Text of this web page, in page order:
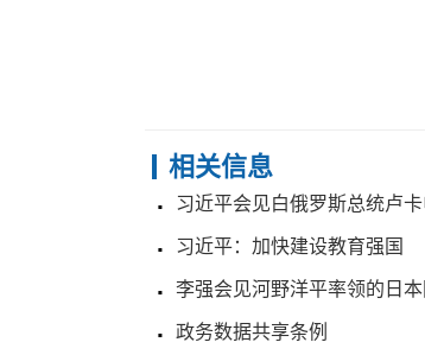
相关信息
习近平会见白俄罗斯总统卢
习近平：加快建设教育强国
李强会见河野洋平率领的日
政务数据共享条例